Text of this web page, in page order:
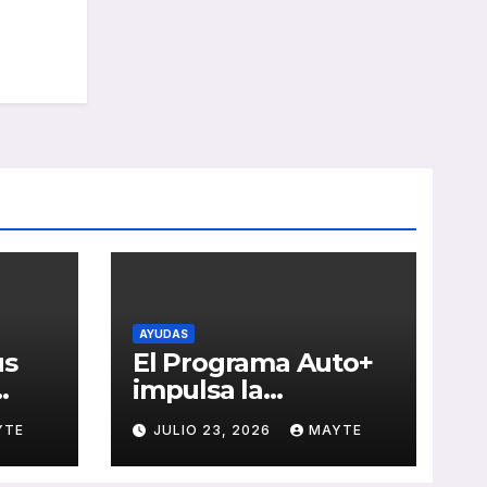
AYUDAS
El Programa Auto+
impulsa la
renovación de flotas
con ayudas a
vehículos eléctricos
JULIO 23, 2026 MAYTE